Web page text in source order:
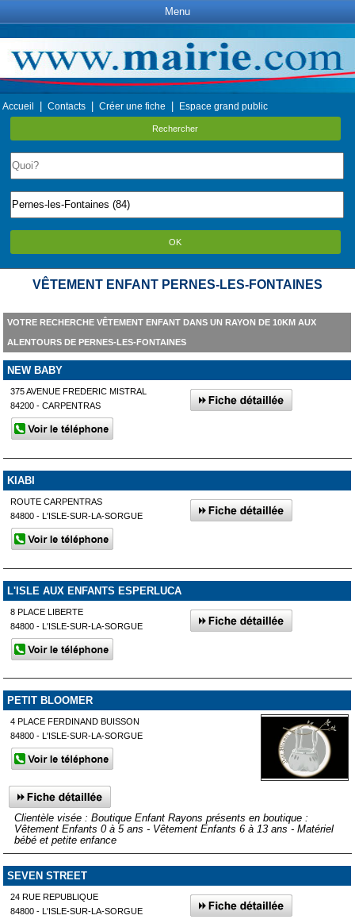
Menu
Accueil Contacts Créer une fiche Espace grand public
Rechercher
OK
VÊTEMENT ENFANT PERNES-LES-FONTAINES
VOTRE RECHERCHE VÊTEMENT ENFANT DANS UN RAYON DE 10KM AUX
ALENTOURS DE PERNES-LES-FONTAINES
NEW BABY
375 AVENUE FREDERIC MISTRAL
84200 - CARPENTRAS
KIABI
ROUTE CARPENTRAS
84800 - L'ISLE-SUR-LA-SORGUE
L'ISLE AUX ENFANTS ESPERLUCA
8 PLACE LIBERTE
84800 - L'ISLE-SUR-LA-SORGUE
PETIT BLOOMER
4 PLACE FERDINAND BUISSON
84800 - L'ISLE-SUR-LA-SORGUE
Clientèle visée : Boutique Enfant Rayons présents en boutique :
Vêtement Enfants 0 à 5 ans - Vêtement Enfants 6 à 13 ans - Matériel
bébé et petite enfance
SEVEN STREET
24 RUE REPUBLIQUE
84800 - L'ISLE-SUR-LA-SORGUE